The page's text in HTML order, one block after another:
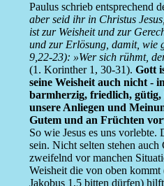
Paulus schrieb entsprechend
aber seid ihr in Christus
ist zur Weisheit und zur
und zur Erlösung, damit, wie
9,22-23): »Wer sich rühmt,
(1. Korinther 1, 30-31). Gott
seine Weisheit auch nicht -
barmherzig, friedlich,
unsere Anliegen und
Gutem und an Früchten
So wie Jesus es uns vorlebte.
sein. Nicht selten stehen auch
zweifelnd vor manchen
Weisheit die von oben
Jakobus 1,5 bitten dürfen)